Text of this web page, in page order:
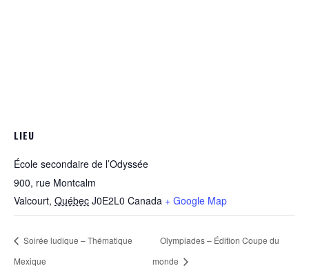
LIEU
École secondaire de l’Odyssée
900, rue Montcalm
Valcourt, Québec J0E2L0 Canada + Google Map
Soirée ludique – Thématique
Mexique
Olympiades – Édition Coupe du
monde